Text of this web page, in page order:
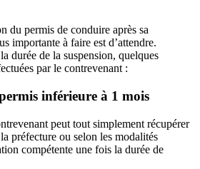
du permis de conduire après sa
importante à faire est d’attendre.
durée de la suspension, quelques
par le contrevenant :
inférieure à 1 mois
peut tout simplement récupérer
préfecture ou selon les modalités
compétente une fois la durée de